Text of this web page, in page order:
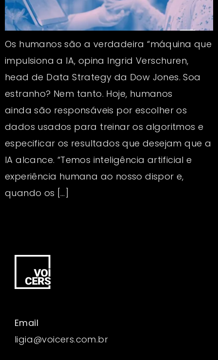
Os humanos são a verdadeira “máquina que
impulsiona a IA, opina Ingrid Verschuren,
head de Data Strategy da Dow Jones. Soa
estranho? Nem tanto. Hoje, humanos
ainda são responsáveis por escolher os
dados usados para treinar os algoritmos e
especificar os resultados que desejam que a
IA alcance. “Temos inteligência artificial e
experiência humana ao nosso dispor e,
quando os […]
Email
ligia@voicers.com.br